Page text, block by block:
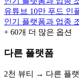
유튜브 10만 푸드 인
인기 플랫폼과 업종
+ 60개 더 많은 옵션
다른 플랫폼
2천 뷰티 → 다른 플